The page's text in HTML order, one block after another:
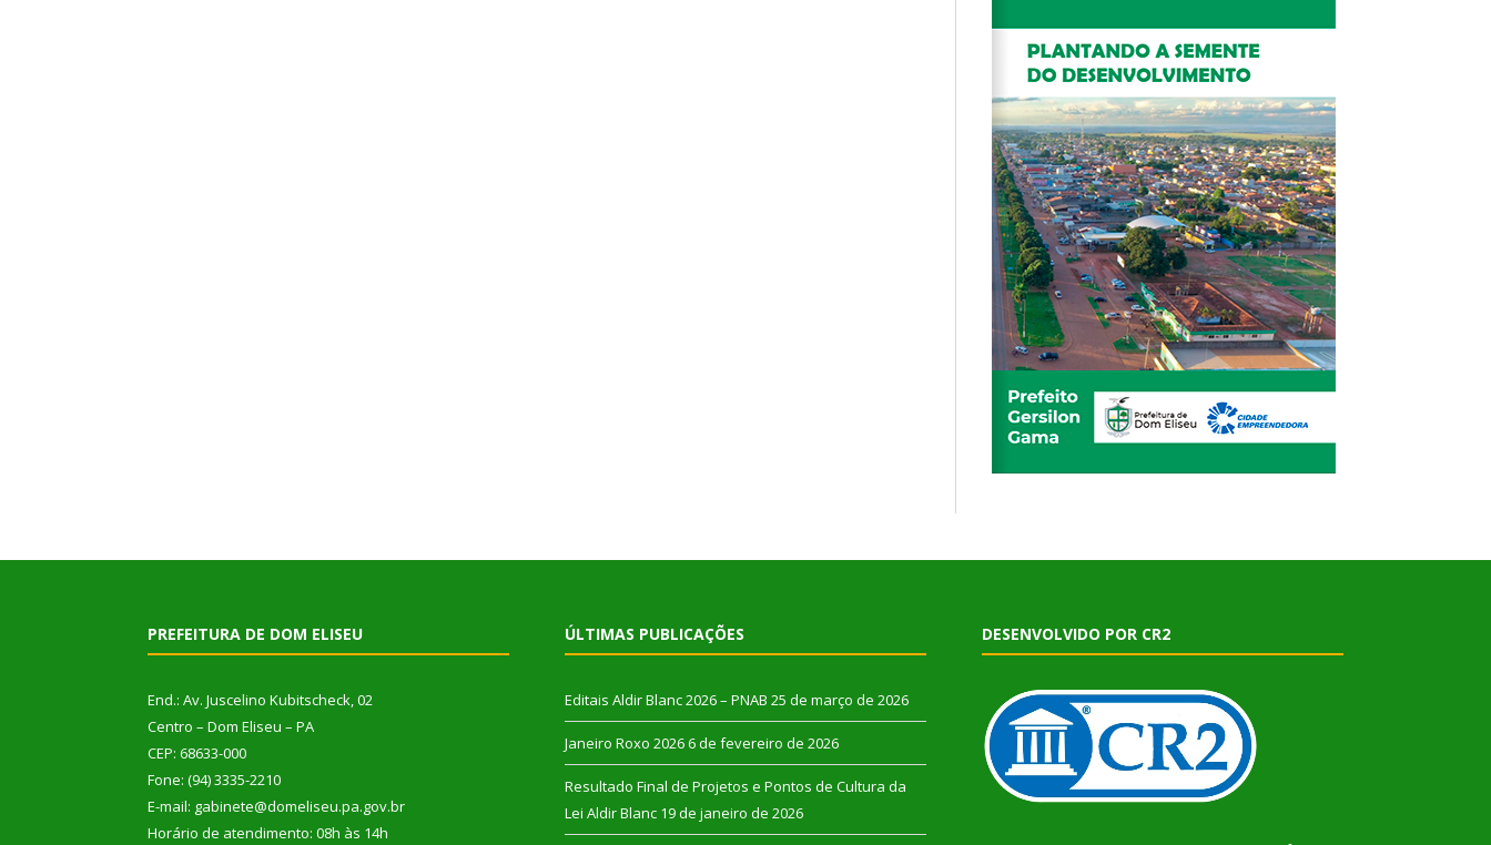
PREFEITURA DE DOM ELISEU
End.: Av. Juscelino Kubitscheck, 02
Centro – Dom Eliseu – PA
CEP: 68633-000
Fone: (94) 3335-2210
E-mail: gabinete@domeliseu.pa.gov.br
Horário de atendimento: 08h às 14h
ÚLTIMAS PUBLICAÇÕES
Editais Aldir Blanc 2026 – PNAB 25 de março de 2026
Janeiro Roxo 2026 6 de fevereiro de 2026
Resultado Final de Projetos e Pontos de Cultura da
Lei Aldir Blanc 19 de janeiro de 2026
DESENVOLVIDO POR CR2